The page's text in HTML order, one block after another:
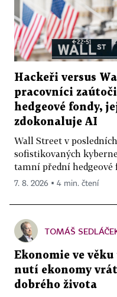
Hackeři versus
pracovníci
hedgeové fondy,
zdokonaluje AI
Wall Street v
sofistikovaných
tamní přední hedgeové
7. 8. 2026 ▪ 4 min. čtení
TOMÁŠ
Ekonomie ve
nutí ekonomy
dobrého života